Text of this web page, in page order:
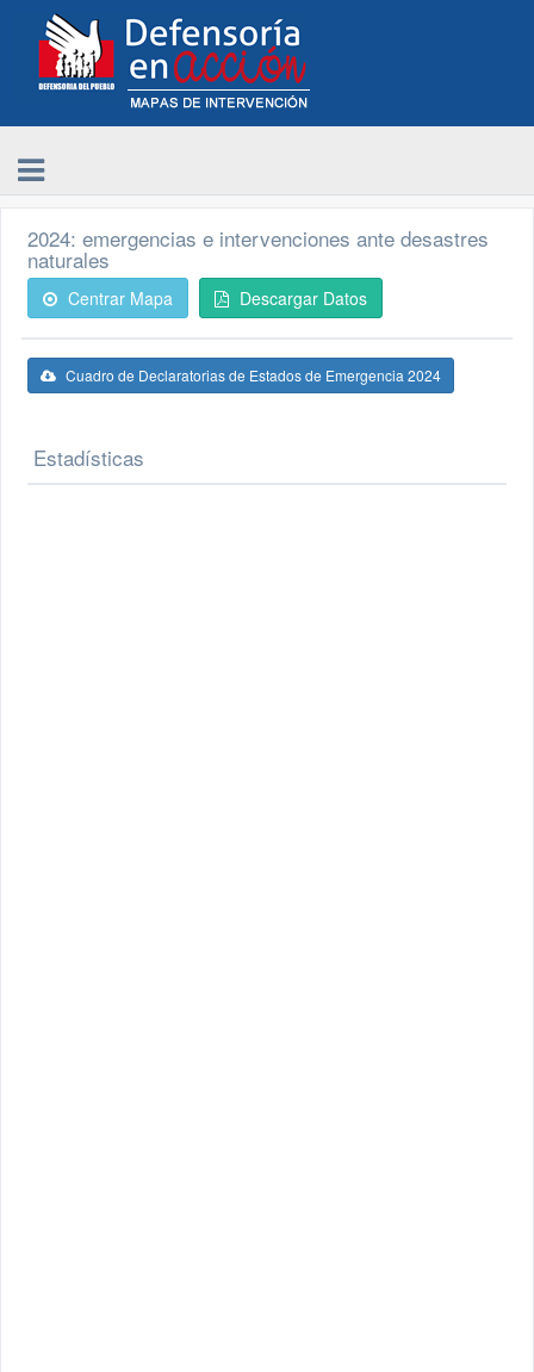
2024: emergencias e intervenciones ante desastres
naturales
Centrar Mapa Descargar Datos
Cuadro de Declaratorias de Estados de Emergencia 2024
Estadísticas